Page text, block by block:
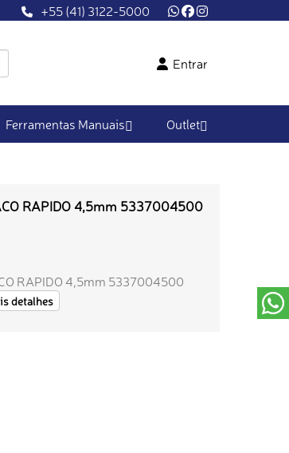
+55 (41) 3122-5000
Entrar
Ferramentas Manuais Outlet
RAPIDO 4,5mm 5337004500
RAPIDO 4,5mm 5337004500
detalhes